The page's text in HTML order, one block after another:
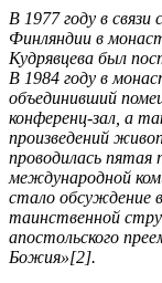
В 1977 году в связи
Финляндии в
Кудрявцева был
В 1984 году в
объединивший
конференц-зал, а
произведений
проводилась пятая
международной
стало обсуждение
таинственной
апостольского
Божия»[2].